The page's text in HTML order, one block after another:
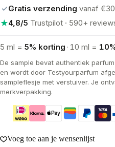
✓Gratis verzending vanaf €30
★4,8/5 Trustpilot · 590+
5 ml = 5% korting · 10 ml =
De sample bevat authentiek
en wordt door Testyourparfum
sampleflesje met verstuiver. Je
merkverpakking.
Voeg toe aan je wensenlijst